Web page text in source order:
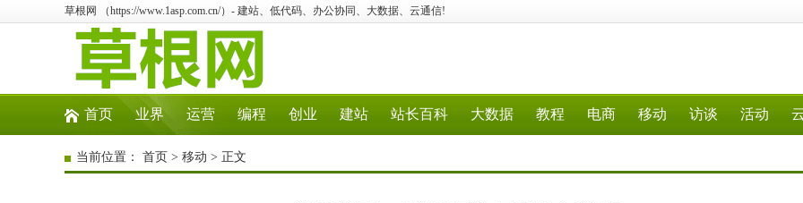
草根网 （https://www.1asp.com.cn/）- 建站、低代码、办公协同、大数据、云通信!
首页 业界 运营 编程 创业 建站 站长百科 大数据 教程 电商 移动 访谈 活动
当前位置： 首页 > 移动 > 正文